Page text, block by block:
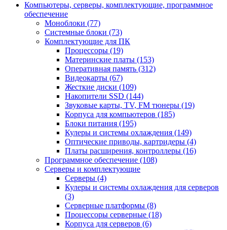
Компьютеры, серверы, комплектующие, программное
обеспечение
Моноблоки (77)
Системные блоки (73)
Комплектующие для ПК
Процессоры (19)
Материнские платы (153)
Оперативная память (312)
Видеокарты (67)
Жесткие диски (109)
Накопители SSD (144)
Звуковые карты, TV, FM тюнеры (19)
Корпуса для компьютеров (185)
Блоки питания (195)
Кулеры и системы охлаждения (149)
Оптические приводы, картридеры (4)
Платы расширения, контроллеры (16)
Программное обеспечение (108)
Серверы и комплектующие
Серверы (4)
Кулеры и системы охлаждения для серверов
(3)
Серверные платформы (8)
Процессоры серверные (18)
Корпуса для серверов (6)